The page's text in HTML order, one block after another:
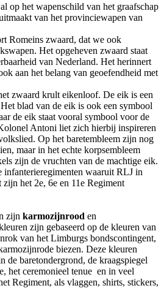
op het wapenschild van het graafschap
van het provinciewapen van
Romeins zwaard, dat we ook
Het opgeheven zwaard staat
van Nederland. Het herinnert
aan het belang van geoefendheid met
zwaard krult eikenloof. De eik is een
blad van de eik is ook een symbool
de eik staat vooral symbool voor de
Antoni liet zich hierbij inspireren
Op het baretembleem zijn nog
maar in het echte korpsembleem
zijn de vruchten van de machtige eik.
infanterieregimenten waaruit RLJ in
zijn het 2e, 6e en 11e Regiment
zijn karmozijnrood en
zijn gebaseerd op de kleuren van
van het Limburgs bondscontingent,
biezen. Deze kleuren
de baretondergrond, de kraagspiegel
het ceremonieel tenue en in veel
Regiment, als vlaggen, shirts, stickers,